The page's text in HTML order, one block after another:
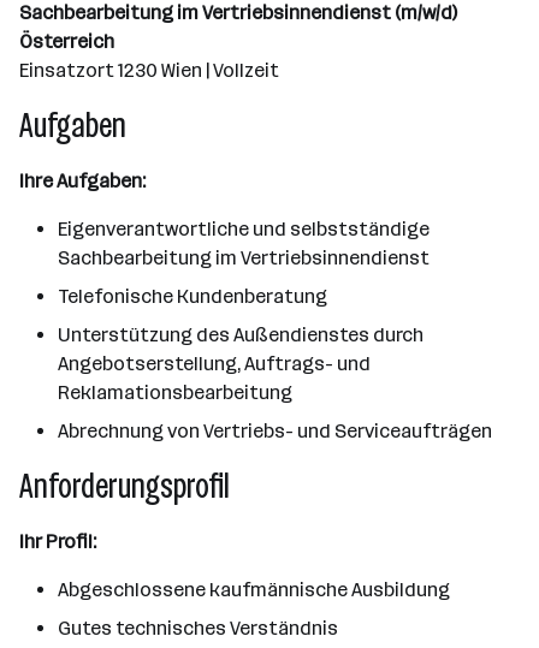
Sachbearbeitung im Vertriebsinnendienst (m/w/d)
Österreich
Einsatzort 1230 Wien | Vollzeit
Aufgaben
Ihre Aufgaben:
Eigenverantwortliche und selbstständige
Sachbearbeitung im Vertriebsinnendienst
Telefonische Kundenberatung
Unterstützung des Außendienstes durch
Angebotserstellung, Auftrags- und
Reklamationsbearbeitung
Abrechnung von Vertriebs- und Serviceaufträgen
Anforderungsprofil
Ihr Profil:
Abgeschlossene kaufmännische Ausbildung
Gutes technisches Verständnis